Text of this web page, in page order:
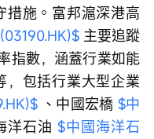
措施。富邦滬深港高
主要追蹤
指數，涵蓋行業如能
，包括行業大型企業
、中國宏橋 $中
洋石油 $中國海洋石